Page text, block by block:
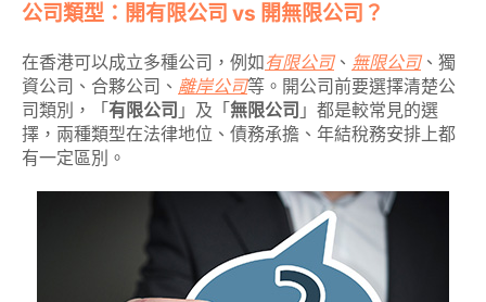
公司類型：開有限公司 vs 開無限公司？
在香港可以成立多種公司，例如有限公司、 無限公司、獨
資公司、合夥公司、 離岸公司等。開公司前要選擇清楚公
司類別，「有限公司 」及「無限公司 」都是較常見的選
擇，兩種類型在法律地位、債務承擔、年結稅務安排上都
有一定區別。